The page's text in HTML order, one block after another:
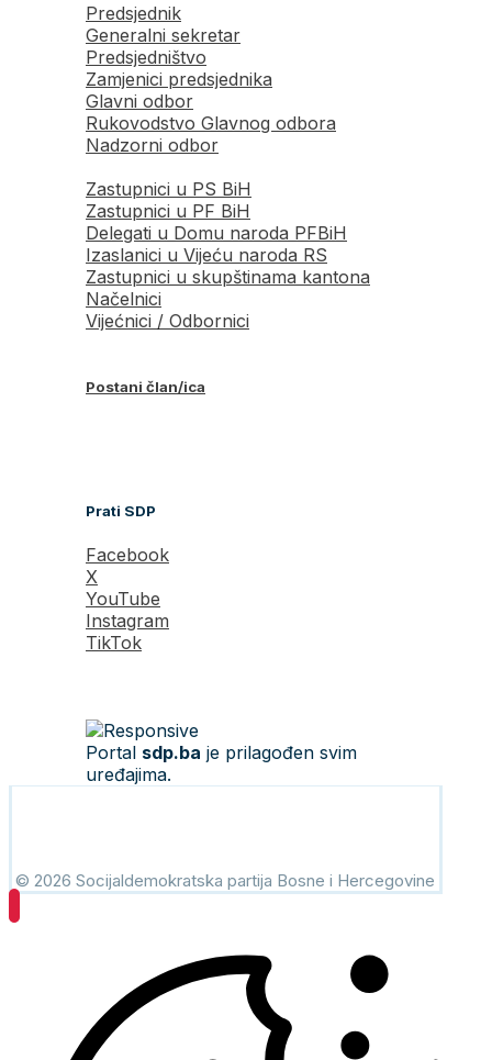
Predsjednik
Generalni sekretar
Predsjedništvo
Zamjenici predsjednika
Glavni odbor
Rukovodstvo Glavnog odbora
Nadzorni odbor
Zastupnici u PS BiH
Zastupnici u PF BiH
Delegati u Domu naroda PFBiH
Izaslanici u Vijeću naroda RS
Zastupnici u skupštinama kantona
Načelnici
Vijećnici / Odbornici
Postani član/ica
Prati SDP
Facebook
X
YouTube
Instagram
TikTok
Portal sdp.ba je prilagođen svim
uređajima.
© 2026 Socijaldemokratska partija Bosne i Hercegovine